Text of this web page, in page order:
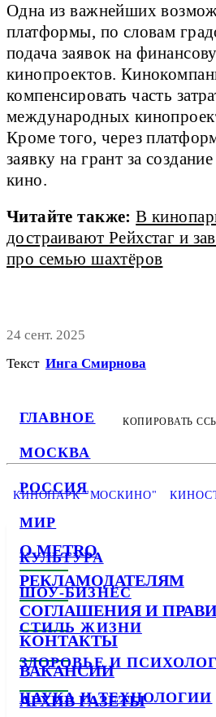
ГЛАВНОЕ
МОСКВА
РОССИЯ
МИР
КУЛЬТУРА
ШОУ-БИЗНЕС
СТИЛЬ ЖИЗНИ
ЗДОРОВЬЕ И
НАУКА И ТЕХНОЛОГИИ
Одна из важнейших
платформы, по словам
подача заявок на
кинопроектов.
компенсировать часть
международных
Кроме того, через
заявку на грант за
кино.
Читайте также: В
достраивают Рейхстаг и
про семью шахтёров
24 сент. 2025
Текст Инга Смирнова
КОПИРОВАТЬ
КИНОПАРК "МОСКИНО"
О METRO
РЕКЛАМОДАТЕЛЯМ
СОГЛАШЕНИЯ И
КОНТАКТЫ
ВАКАНСИИ
АРХИВ ГАЗЕТЫ